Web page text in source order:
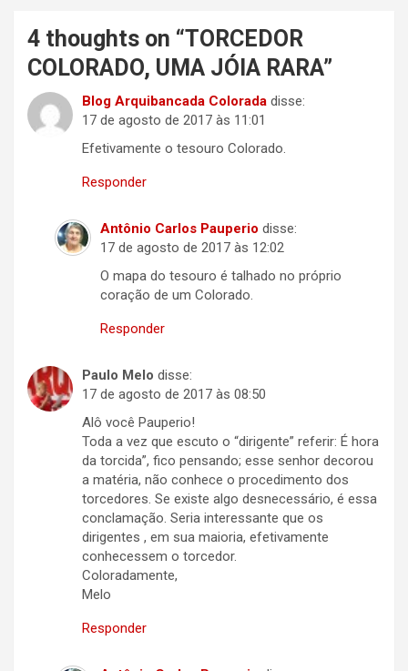
4 thoughts on “TORCEDOR
COLORADO, UMA JÓIA RARA”
Blog Arquibancada Colorada disse:
17 de agosto de 2017 às 11:01
Efetivamente o tesouro Colorado.
Responder
Antônio Carlos Pauperio disse:
17 de agosto de 2017 às 12:02
O mapa do tesouro é talhado no próprio
coração de um Colorado.
Responder
Paulo Melo disse:
17 de agosto de 2017 às 08:50
Alô você Pauperio!
Toda a vez que escuto o “dirigente” referir: É hora
da torcida”, fico pensando; esse senhor decorou
a matéria, não conhece o procedimento dos
torcedores. Se existe algo desnecessário, é essa
conclamação. Seria interessante que os
dirigentes , em sua maioria, efetivamente
conhecessem o torcedor.
Coloradamente,
Melo
Responder